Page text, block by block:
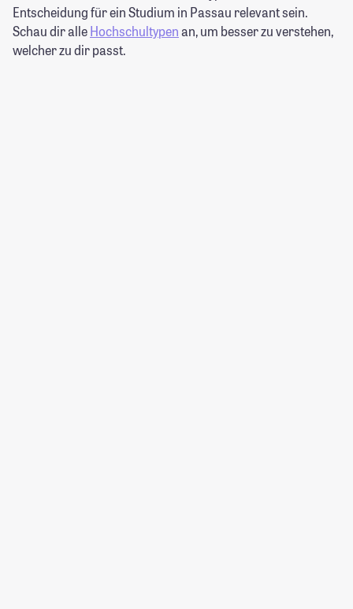
Entscheidung für ein Studium in Passau relevant sein.
Schau dir alleHochschultypenan, um besser zu verstehen,
welcher zu dir passt.